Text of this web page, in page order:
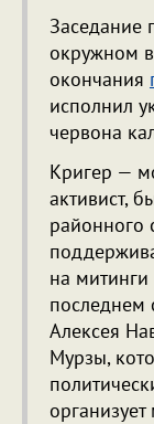
окружном
окончания
исполнил
червона
Кригер —
активист,
районного
на
последнем
Алексея
Мурзы,